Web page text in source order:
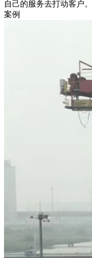
自己的服务去打动客户。
案例